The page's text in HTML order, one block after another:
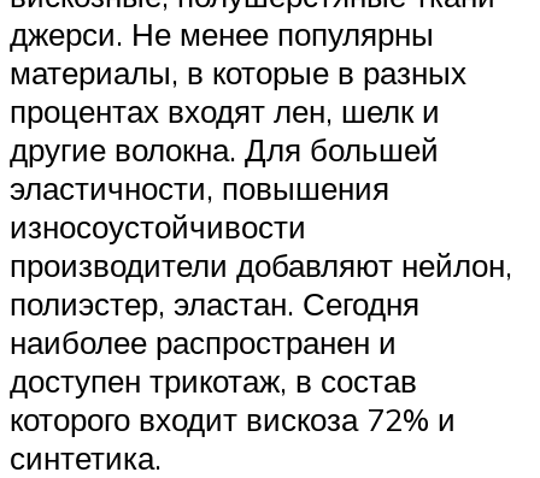
джерси. Не менее популярны
материалы, в которые в разных
процентах входят лен, шелк и
другие волокна. Для большей
эластичности, повышения
износоустойчивости
производители добавляют нейлон,
полиэстер, эластан. Сегодня
наиболее распространен и
доступен трикотаж, в состав
которого входит вискоза 72% и
синтетика.